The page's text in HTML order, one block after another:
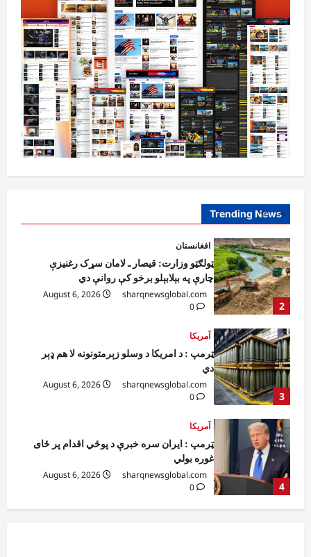
Trending News
5
اسعارو د قاچاق هڅه شنډه شوه
sharqnewsglobal.com
August 6, 2026
1
افغانستان
ننګرهار کې د تېلو یو شمېر پمپونه وتړل شول
sharqnewsglobal.com
August 6, 2026
0
2
افغانستان
sharqnewsglobal.com
3
آمریکا
ټرمپ : د امریکا د وسلو زېرمتونونه لا هم ډېر
دي
sharqnewsglobal.com
0
4
آمریکا
ټرمپ : ایران سره خبرې د پوځي اقدام پر ځای
غوره بولي
sharqnewsglobal.com
0
5
افغانستان
کورنیو چارو وزارت: حیرتان کې د بهرنیو
اسعارو د قاچاق هڅه شنډه شوه
sharqnewsglobal.com
0